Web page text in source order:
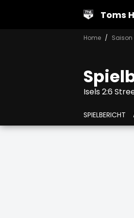
Toms
Home Saison
Isels 2:6
SPIELBERICHT